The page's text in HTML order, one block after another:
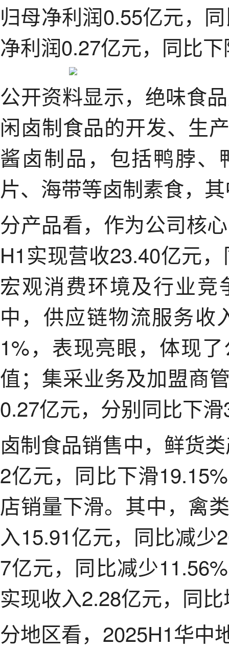
归母净利润0.55亿元，
净利润0.27亿元，同比
公开资料显示，绝味食
闲卤制食品的开发、生
酱卤制品，包括鸭脖
片、海带等卤制素食，
分产品看，作为公司核
H1实现营收23.40亿元
宏观消费环境及行业
中，供应链物流服务收
1%，表现亮眼，体现
值；集采业务及加盟商
0.27亿元，分别同比下
卤制食品销售中，鲜货
2亿元，同比下滑
店销量下滑。其中，禽
入15.91亿元，同比减少
7亿元，同比减少
实现收入2.28亿元，同
分地区看，2025H1华中